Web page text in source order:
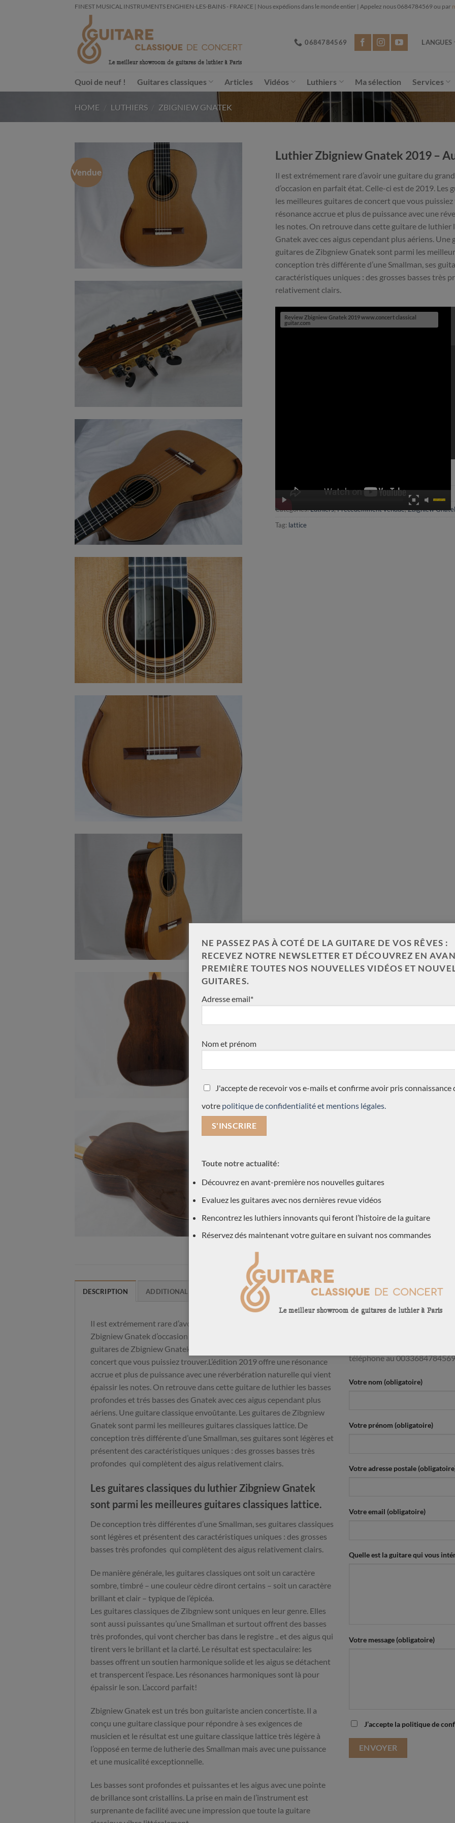
FINEST MUSICAL INSTRUMENTS ENGHIEN-LES-BAINS - FRANCE | Nous expédions dans le monde entier | Appelez nous 0684784569 ou par
0684784569 LANGUES
Quoi de neuf ! Guitares classiques Articles Vidéos Luthiers Ma sélection Services
HOME LUTHIERS ZBIGNIEW GNATEK
Vendue
Luthier Zbigniew Gnatek 2019 –
Il est extrémement rare d’avoir une guitare du
d’occasion en parfait état. Celle-ci est de 2019.
les meilleures guitares de concert que vous
résonance accrue et plus de puissance avec une
les notes. On retrouve dans cette guitare de luthier
Gnatek avec ces aigus cependant plus aériens.
guitares de Zibgniew Gnatek sont parmi les
conception très différente d’une Smallman, ses
caractéristiques uniques : des grosses basses très
relativement clairs.
Review Zbigniew Gnatek 2019 www.concert classical
guitar.com
SKU:21GNA019
Categories:Luthiers,Précédemment vendue,Zbigniew
Tag: lattice
DESCRIPTION ADDITIONAL INFORMATION
Il est extrémement rare d’avoir une guitare du grand luthier Australien
Zbigniew Gnatek d’occasion en parfait état. Celle-ci est de 2019. Les
guitares de Zbigniew Gnatek sont parmi les meilleures guitares de
concert que vous puissiez trouver.L’édition 2019 offre une résonance
accrue et plus de puissance avec une réverbération naturelle qui vient
épaissir les notes. On retrouve dans cette guitare de luthier les basses
profondes et trés basses des Gnatek avec ces aigus cependant plus
aériens. Une guitare classique envoûtante. Les guitares de Zibgniew
Gnatek sont parmi les meilleures guitares classiques lattice. De
conception très différente d’une Smallman, ses guitares sont légères et
présentent des caractéristiques uniques : des grosses basses très
profondes qui complètent des aigus relativement clairs.
Les guitares classiques du luthier Zibgniew Gnatek
sont parmi les meilleures guitares classiques lattice.
De conception très différentes d’une Smallman, ses guitares classiques
sont légères et présentent des caractéristiques uniques : des grosses
basses très profondes qui complètent des aigus relativement clairs.
De manière générale, les guitares classiques ont soit un caractère
sombre, timbré – une couleur cèdre diront certains – soit un caractère
brillant et clair – typique de l’épicéa.
Les guitares classiques de Zibgniew sont uniques en leur genre. Elles
sont aussi puissantes qu’une Smallman et surtout offrent des basses
très profondes, qui vont chercher bas dans le registre .. et des aigus qui
tirent vers le brillant et la clarté. Le résultat est spectaculaire: les
basses offrent un soutien harmonique solide et les aigus se détachent
et transpercent l’espace. Les résonances harmoniques sont là pour
épaissir le son. L’accord parfait!
Zbigniew Gnatek est un trés bon guitariste ancien concertiste. Il a
conçu une guitare classique pour répondre à ses exigences de
musicien et le résultat est une guitare classique lattice très légère à
l’opposé en terme de lutherie des Smallman mais avec une puissance
et une musicalité exceptionnelle.
Les basses sont profondes et puissantes et les aigus avec une pointe
de brillance sont cristallins. La prise en main de l’instrument est
surprenante de facilité avec une impression que toute la guitare
Pour plus d’information,
téléphone au 0033684784569
Votre nom (obligatoire)
Votre prénom (obligatoire)
Votre adresse postale
Votre email (obligatoire)
Quelle est la guitare qui vous
Votre message (obligatoire)
J’accepte la politique de
NE PASSEZ PAS À COTÉ DE LA GUITARE DE VOS RÊVES :
RECEVEZ NOTRE NEWSLETTER ET DÉCOUVREZ EN
PREMIÈRE TOUTES NOS NOUVELLES VIDÉOS ET
GUITARES.
Adresse email*
Nom et prénom
J'accepte de recevoir vos e-mails et confirme avoir pris connaissance
votre politique de confidentialité et mentions légales.
Toute notre actualité:
Découvrez en avant-première nos nouvelles guitares
Evaluez les guitares avec nos dernières revue vidéos
Rencontrez les luthiers innovants qui feront l’histoire de la guitare
Réservez dés maintenant votre guitare en suivant nos commandes